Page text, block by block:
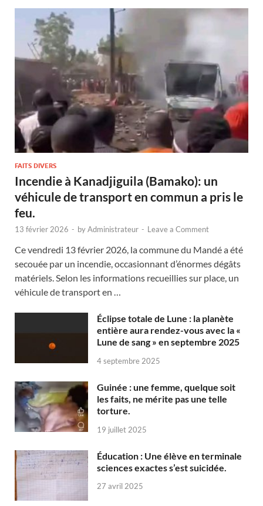
FAITS DIVERS
Incendie à Kanadjiguila (Bamako): un
véhicule de transport en commun a pris le
feu.
13 février 2026 - byAdministrateur - Leave a Comment
Ce vendredi 13 février 2026, la commune du Mandé a été
secouée par un incendie, occasionnant d’énormes dégâts
matériels. Selon les informations recueillies sur place, un
véhicule de transport en …
Éclipse totale de Lune : la planète
entière aura rendez-vous avec la «
Lune de sang » en septembre 2025
4 septembre 2025
Guinée : une femme, quelque soit
les faits, ne mérite pas une telle
torture.
19 juillet 2025
Éducation : Une élève en terminale
sciences exactes s’est suicidée.
27 avril 2025